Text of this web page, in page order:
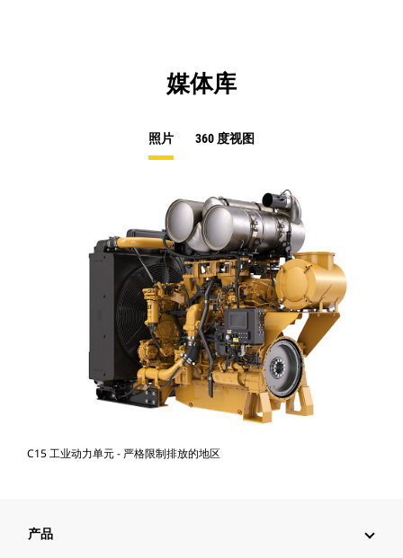
媒体库
照片 360 度视图
C15 工业动力单元 - 严格限制排放的地区
产品